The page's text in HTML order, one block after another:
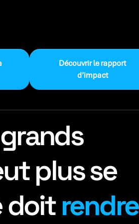
Découvrir le rapport
d’impact
plus se
doitrendre